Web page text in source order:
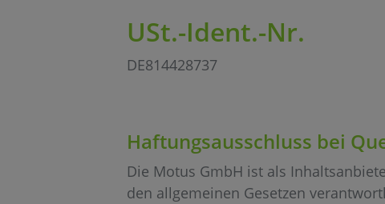
USt.-Ident.-Nr.
DE814428737
Haftungsausschluss bei
Die Motus GmbH ist als
den allgemeinen Gesetzen